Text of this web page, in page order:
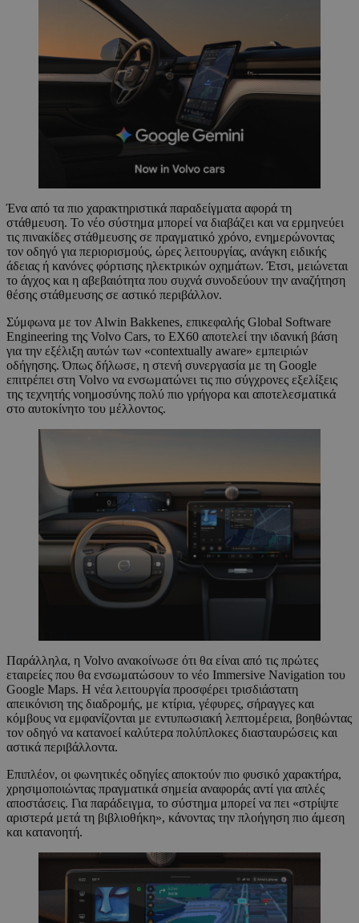
Ένα από τα πιο χαρακτηριστικά παραδείγματα αφορά τη
στάθμευση. Το νέο σύστημα μπορεί να διαβάζει και να ερμηνεύει
τις πινακίδες στάθμευσης σε πραγματικό χρόνο, ενημερώνοντας
τον οδηγό για περιορισμούς, ώρες λειτουργίας, ανάγκη ειδικής
άδειας ή κανόνες φόρτισης ηλεκτρικών οχημάτων. Έτσι, μειώνεται
το άγχος και η αβεβαιότητα που συχνά συνοδεύουν την αναζήτηση
θέσης στάθμευσης σε αστικό περιβάλλον.
Σύμφωνα με τον Alwin Bakkenes, επικεφαλής Global Software
Engineering της Volvo Cars, το EX60 αποτελεί την ιδανική βάση
για την εξέλιξη αυτών των «contextually aware» εμπειριών
οδήγησης. Όπως δήλωσε, η στενή συνεργασία με τη Google
επιτρέπει στη Volvo να ενσωματώνει τις πιο σύγχρονες εξελίξεις
της τεχνητής νοημοσύνης πολύ πιο γρήγορα και αποτελεσματικά
στο αυτοκίνητο του μέλλοντος.
Παράλληλα, η Volvo ανακοίνωσε ότι θα είναι από τις πρώτες
εταιρείες που θα ενσωματώσουν το νέο Immersive Navigation του
Google Maps. Η νέα λειτουργία προσφέρει τρισδιάστατη
απεικόνιση της διαδρομής, με κτίρια, γέφυρες, σήραγγες και
κόμβους να εμφανίζονται με εντυπωσιακή λεπτομέρεια, βοηθώντας
τον οδηγό να κατανοεί καλύτερα πολύπλοκες διασταυρώσεις και
αστικά περιβάλλοντα.
Επιπλέον, οι φωνητικές οδηγίες αποκτούν πιο φυσικό χαρακτήρα,
χρησιμοποιώντας πραγματικά σημεία αναφοράς αντί για απλές
αποστάσεις. Για παράδειγμα, το σύστημα μπορεί να πει «στρίψτε
αριστερά μετά τη βιβλιοθήκη», κάνοντας την πλοήγηση πιο άμεση
και κατανοητή.